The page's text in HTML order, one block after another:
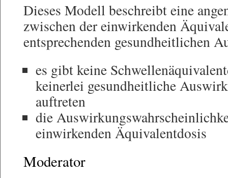
Dieses Modell beschreibt eine
zwischen der einwirkenden
entsprechenden gesundheitlichen
es gibt keine
keinerlei gesundheitliche
auftreten
die
einwirkenden Äquivalentdosis
Moderator